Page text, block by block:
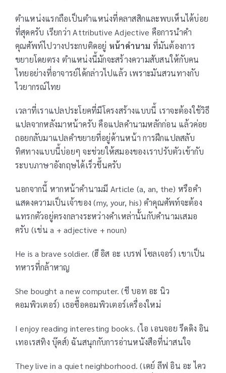
ตำแหน่งแรกถือเป็นตำแหน่งที่คลาสสิกและพบเห็นได้บ่อย
ที่สุดครับ เรียกว่า Attributive Adjective คือการนำคำ
คุณศัพท์ไปวางประกบติดอยู่ หน้าคำนาม ที่มันต้องการ
ขยายโดยตรง ตำแหน่งนี้มักจะสร้างความสับสนให้กับคน
ไทยอย่างที่อาจารย์ได้กล่าวไปแล้ว เพราะมันสวนทางกับ
ไวยากรณ์ไทย
เวลาที่เราแปลประโยคที่มีโครงสร้างแบบนี้ เราจะต้องใช้วิธี
แปลจากหลังมาหน้าครับ คือแปลคำนามหลักก่อน แล้วค่อย
ถอยกลับมาแปลคำขยายที่อยู่ด้านหน้า การฝึกแปลสลับ
ทิศทางแบบนี้บ่อยๆ จะช่วยให้สมองของเราปรับตัวเข้ากับ
ระบบภาษาอังกฤษได้เร็วขึ้นครับ
นอกจากนี้ หากหน้าคำนามมี Article (a, an, the) หรือคำ
แสดงความเป็นเจ้าของ (my, your, his) คำคุณศัพท์จะต้อง
แทรกตัวอยู่ตรงกลางระหว่างคำเหล่านั้นกับคำนามเสมอ
ครับ (เช่น a + adjective + noun)
He is a brave soldier. (ฮี อิส อะ เบรฟ โซลเจอร์) เขาเป็น
ทหารที่กล้าหาญ
She bought a new computer. (ชี บอท อะ นิว
คอมพิวเตอร์) เธอซื้อคอมพิวเตอร์เครื่องใหม่
I enjoy reading interesting books. (ไอ เอนจอย รีดดิง อิน
เทอเรสทิง บุ๊คส์) ฉันสนุกกับการอ่านหนังสือที่น่าสนใจ
They live in a quiet neighborhood. (เดย์ ลีฟ อิน อะ ไคว